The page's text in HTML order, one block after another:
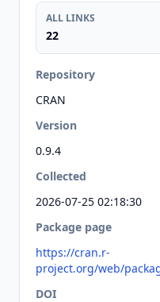
ALL LINKS
22
Repository
CRAN
Version
0.9.4
Collected
2026-07-25 02:18:30
Package page
https://cran.r-
project.org/web/
DOI